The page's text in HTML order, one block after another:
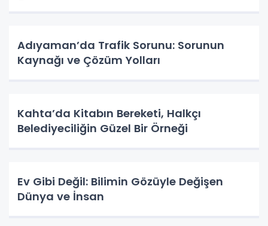
Adıyaman’da Trafik Sorunu: Sorunun
Kaynağı ve Çözüm Yolları
Kahta’da Kitabın Bereketi, Halkçı
Belediyeciliğin Güzel Bir Örneği
Ev Gibi Değil: Bilimin Gözüyle Değişen
Dünya ve İnsan